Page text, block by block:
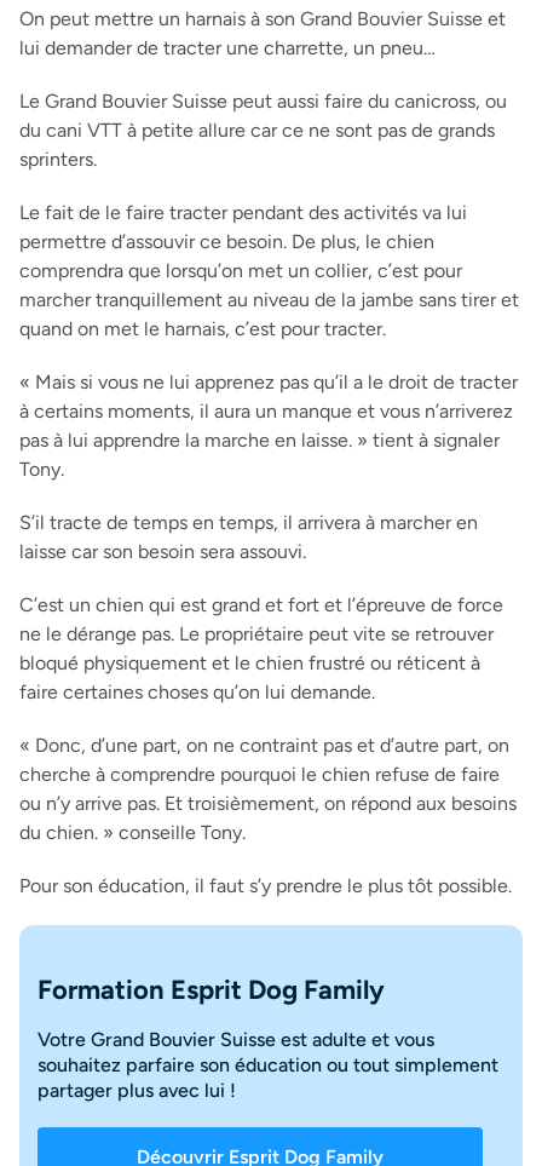
On peut mettre un harnais à son Grand Bouvier Suisse et
lui demander de tracter une charrette, un pneu…
Le Grand Bouvier Suisse peut aussi faire du canicross, ou
du cani VTT à petite allure car ce ne sont pas de grands
sprinters.
Le fait de le faire tracter pendant des activités va lui
permettre d’assouvir ce besoin. De plus, le chien
comprendra que lorsqu’on met un collier, c’est pour
marcher tranquillement au niveau de la jambe sans tirer et
quand on met le harnais, c’est pour tracter.
« Mais si vous ne lui apprenez pas qu’il a le droit de tracter
à certains moments, il aura un manque et vous n’arriverez
pas à lui apprendre la marche en laisse. » tient à signaler
Tony.
S’il tracte de temps en temps, il arrivera à marcher en
laisse car son besoin sera assouvi.
C’est un chien qui est grand et fort et l’épreuve de force
ne le dérange pas. Le propriétaire peut vite se retrouver
bloqué physiquement et le chien frustré ou réticent à
faire certaines choses qu’on lui demande.
« Donc, d’une part, on ne contraint pas et d’autre part, on
cherche à comprendre pourquoi le chien refuse de faire
ou n’y arrive pas. Et troisièmement, on répond aux besoins
du chien. » conseille Tony.
Pour son éducation, il faut s’y prendre le plus tôt possible.
Formation Esprit Dog Family
Votre Grand Bouvier Suisse est adulte et vous
souhaitez parfaire son éducation ou tout simplement
partager plus avec lui !
Découvrir Esprit Dog Family